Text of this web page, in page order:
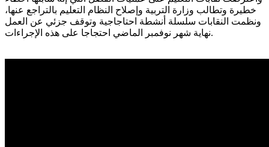
خطيرة وتطالب وزارة التربية وإصلاح النظام التعليم بالتراجع عنها،
ونظمت النقابات سلسلة أنشطة احتاجاجية وتوقف جزئي عن العمل
نهاية شهر نوفمبر الماضي احتجاجا على هذه الإجراءات.